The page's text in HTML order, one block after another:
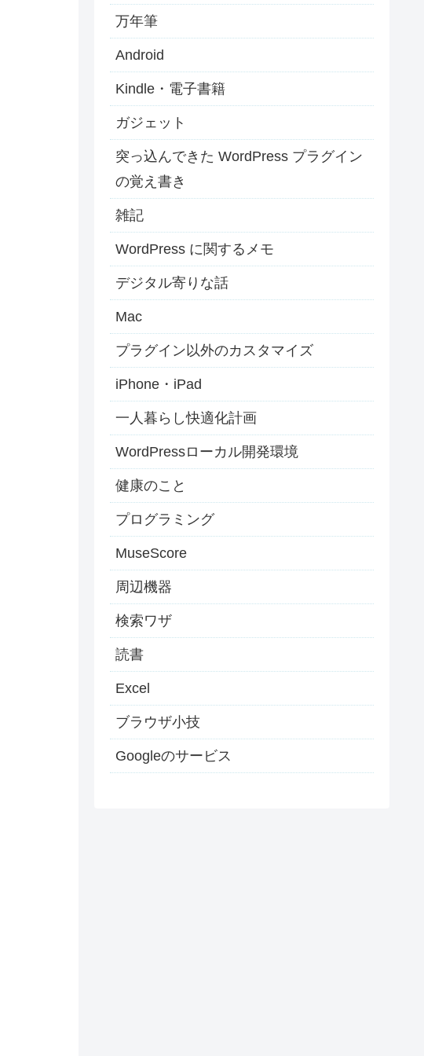
万年筆
Android
Kindle・電子書籍
ガジェット
突っ込んできた WordPress プラグイン
の覚え書き
雑記
WordPress に関するメモ
デジタル寄りな話
Mac
プラグイン以外のカスタマイズ
iPhone・iPad
一人暮らし快適化計画
WordPressローカル開発環境
健康のこと
プログラミング
MuseScore
周辺機器
検索ワザ
読書
Excel
ブラウザ小技
Googleのサービス